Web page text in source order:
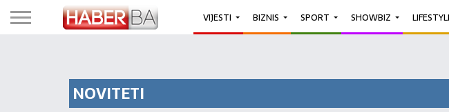
VIJESTI BIZNIS SPORT SHOWBIZ
NOVITETI